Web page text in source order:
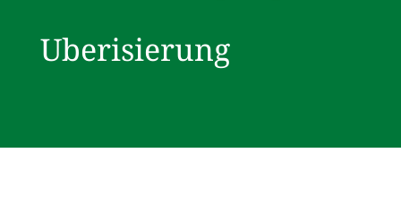
Uberisierung